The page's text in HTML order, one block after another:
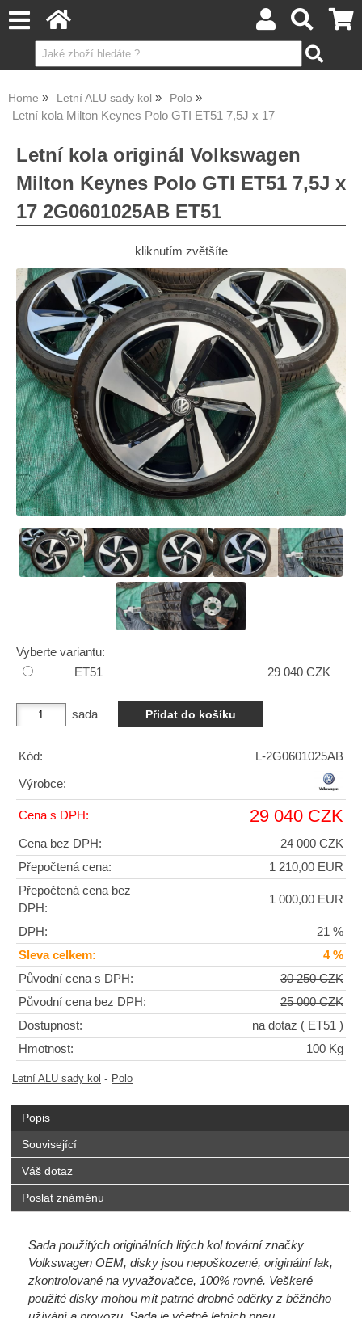
Home Letní ALU sady kol Polo
Letní kola Milton Keynes Polo GTI ET51 7,5J x 17
Letní kola originál Volkswagen
Milton Keynes Polo GTI ET51 7,5J x
17 2G0601025AB ET51
kliknutím zvětšíte
Vyberte variantu:
ET51
29 040 CZK
sada
Kód: L-2G0601025AB
Výrobce:
Cena s DPH: 29 040 CZK
Cena bez DPH:
24 000 CZK
Přepočtená cena:
1 210,00 EUR
Přepočtená cena bez
DPH:
1 000,00 EUR
DPH:
21 %
Sleva celkem:
4 %
Původní cena s DPH:
30 250 CZK
Původní cena bez DPH:
25 000 CZK
Dostupnost:
na dotaz ( ET51 )
Hmotnost:
100 Kg
Letní ALU sady kol - Polo
Popis
Související
Váš dotaz
Poslat známénu
Sada použitých originálních litých kol tovární značky
Volkswagen OEM, disky jsou nepoškozené, originální lak,
zkontrolované na vyvažovačce, 100% rovné. Veškeré
použité disky mohou mít patrné drobné oděrky z běžného